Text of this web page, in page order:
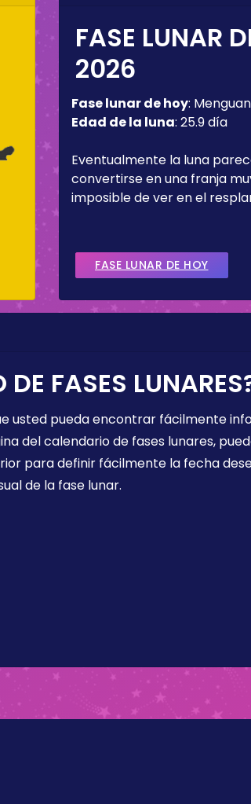
FASE LUNAR
2026
Fase lunar de hoy:
Edad de la luna: 25.9 día
Eventualmente la luna
convertirse en una franja
imposible de ver en el
FASE LUNAR DE HOY
FASES
usted pueda encontrar fácilmente
del calendario de fases lunares,
para definir fácilmente la fecha
de la fase lunar.